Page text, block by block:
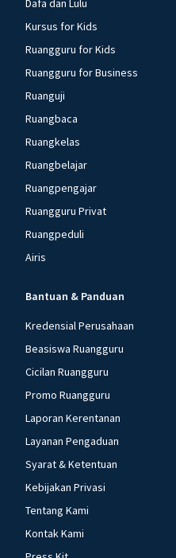
Dafa dan Lulu
Kursus for Kids
Ruangguru for Kids
Ruangguru for Business
Ruanguji
Ruangbaca
Ruangkelas
Ruangbelajar
Ruangpengajar
Ruangguru Privat
Ruangpeduli
Airis
Bantuan & Panduan
Kredensial Perusahaan
Beasiswa Ruangguru
Cicilan Ruangguru
Promo Ruangguru
Laporan Kerentanan
Layanan Pengaduan
Syarat & Ketentuan
Kebijakan Privasi
Tentang Kami
Kontak Kami